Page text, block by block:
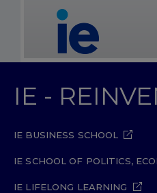
IE -
IE BUSINESS SCHOOL
IE SCHOOL OF POLITICS,
IE LIFELONG LEARNING